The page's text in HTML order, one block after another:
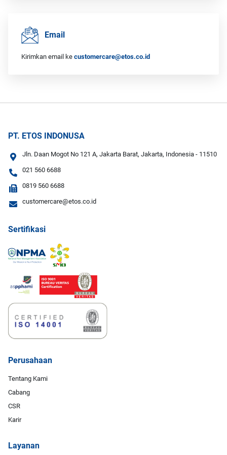
Email
Kirimkan email ke customercare@etos.co.id
PT. ETOS INDONUSA
Jln. Daan Mogot No 121 A, Jakarta Barat, Jakarta, Indonesia - 11510
021 560 6688
0819 560 6688
customercare@etos.co.id
Sertifikasi
Perusahaan
Tentang Kami
Cabang
CSR
Karir
Layanan